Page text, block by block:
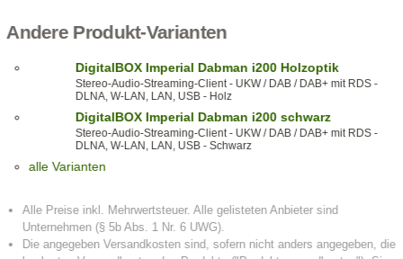
Andere Produkt-Varianten
DigitalBOX Imperial Dabman i200 Holzoptik
Stereo-Audio-Streaming-Client - UKW / DAB / DAB+ mit RDS -
DLNA, W-LAN, LAN, USB - Holz
DigitalBOX Imperial Dabman i200 schwarz
Stereo-Audio-Streaming-Client - UKW / DAB / DAB+ mit RDS -
DLNA, W-LAN, LAN, USB - Schwarz
alle Varianten